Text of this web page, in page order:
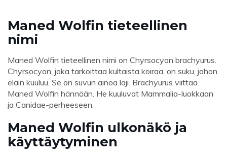
Maned Wolfin tieteellinen
nimi
Maned Wolfin tieteellinen nimi on Chyrsocyon brachyurus.
Chyrsocyon, joka tarkoittaa kultaista koiraa, on suku, johon
eläin kuuluu. Se on suvun ainoa laji. Brachyurus viittaa
Maned Wolfin hännään. He kuuluvat Mammalia-luokkaan
ja Canidae-perheeseen.
Maned Wolfin ulkonäkö ja
käyttäytyminen